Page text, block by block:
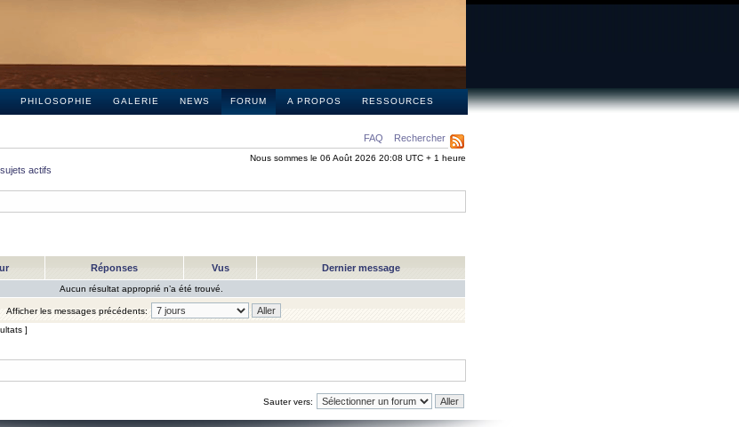
PHILOSOPHIE GALERIE NEWS FORUM A PROPOS RESSOURCES
FAQ Rechercher
Nous sommes le 06 Août 2026 20:08 UTC + 1 heure
actifs
Réponses Vus Dernier message
Aucun résultat approprié n’a été trouvé.
Afficher les messages précédents:
]
Sauter vers: